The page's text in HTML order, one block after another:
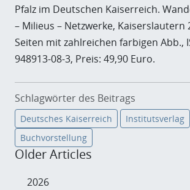
Pfalz im Deutschen Kaiserreich.
– Milieus – Netzwerke, Kaiserslautern
Seiten mit zahlreichen farbigen Abb.,
948913-08-3, Preis: 49,90 Euro.
Schlagwörter des Beitrags
Deutsches Kaiserreich
Institutsverlag
Buchvorstellung
Older Articles
2026